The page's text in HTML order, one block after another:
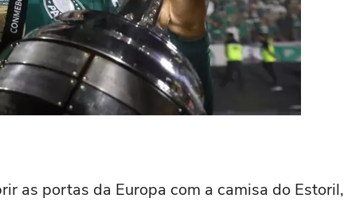
as portas da Europa com a camisa do Estoril,